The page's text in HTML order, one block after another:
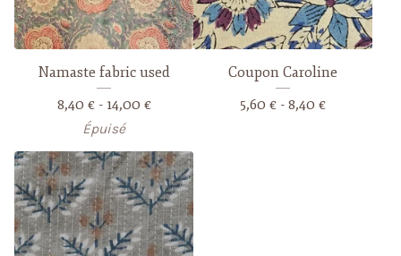
Namaste fabric used
8,40 €- 14,00 €
Épuisé
Coupon Caroline
5,60 € - 8,40 €